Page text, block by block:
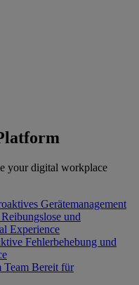
your digital workplace
Gerätemanagement
Reibungslose und
Experience
Fehlerbehebung und
Team Bereit für